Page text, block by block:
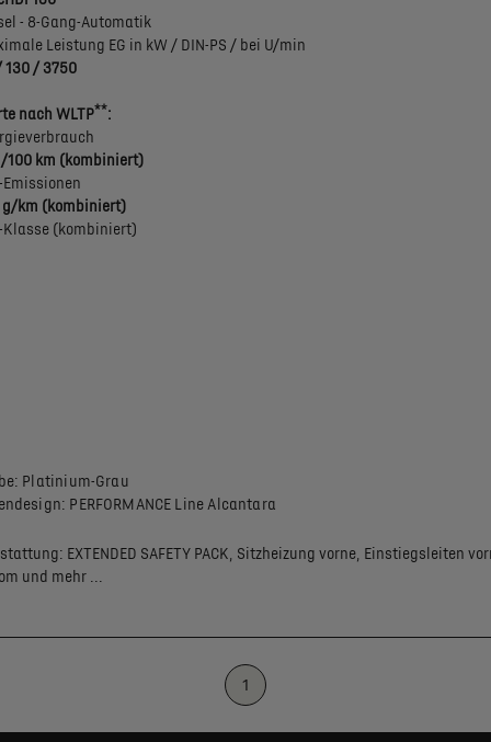
- 8-Gang-Automatik
Leistung EG in kW / DIN-PS / bei U/min
130 / 3750
nach WLTP**:
100 km (kombiniert)
Emissionen
g/km (kombiniert)
Klasse (kombiniert)
Platinium-Grau
PERFORMANCE Line Alcantara
EXTENDED SAFETY PACK, Sitzheizung vorne, Einstiegsleiten
und mehr ...
1